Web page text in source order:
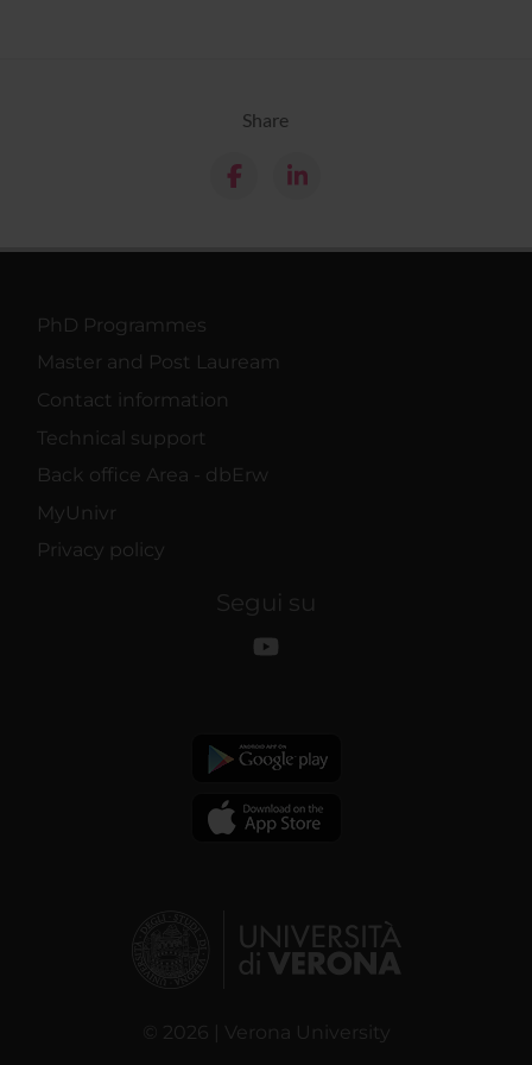
Share
PhD Programmes
Master and Post Lauream
Contact information
Technical support
Back office Area - dbErw
MyUnivr
Privacy policy
Segui su
© 2026 | Verona University